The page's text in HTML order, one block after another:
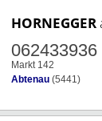
HORNEGGER
062433936
Markt 142
Abtenau (5441)